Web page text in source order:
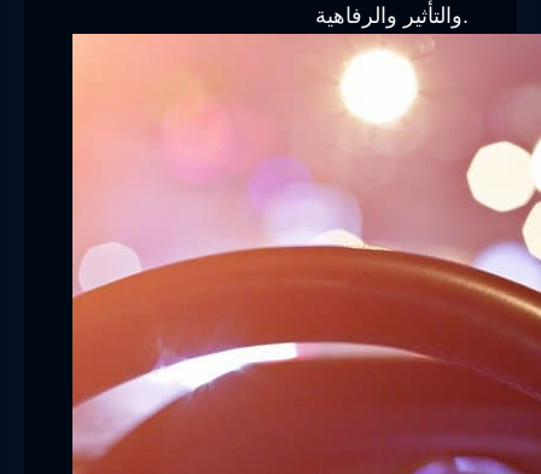
والتأثير والرفاهية.